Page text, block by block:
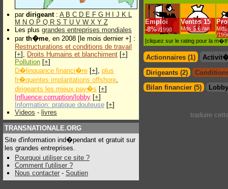
par dirigeant: A B C D E F G H J K L
M N O P Q R S T U V W X Y Z
Les plus grandes entreprises mondiales
par th�me, en 2008 [le mois dernier +] :
Restructurations et conditions de travail
[+], Droits Humains et blanchiment [+]
Pollution [+]
D�linquance financi�re [+], plus
fr�quentes implantations offshore,
dirigeants les mieux pay�s [+]
Influence:corruption/lobby [+]
Information: pratique douteuse [+]
Videos - livres
TRANSNATIONALE.ORG
Site d'information ind�pendant et gratuit sur
les grandes entreprises.
Pourquoi utiliser ce site ?
Comment l'utiliser ?
Nous contacter - Soutien
Emploi
-8% /1998
Ventes 15
Mds $.€ /an
/
[cliquez sur le rating pour la
Actionnaires (1)
Dirigeants (2)
Bilan financier (5)
traduire